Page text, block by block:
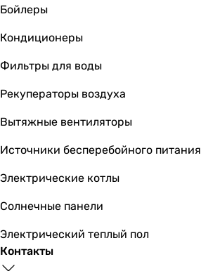
хром
хром
хром
хром
хром
хром
Высота излива
259 мм
285 мм
259 мм
179 мм
Бойлеры
Кондиционеры
Фильтры для воды
Рекуператоры воздуха
Вытяжные вентиляторы
Источники бесперебойного питания
Электрические котлы
Солнечные панели
Электрический теплый пол
Контакты